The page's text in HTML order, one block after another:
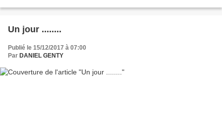
Un jour ........
Publié le 15/12/2017 à 07:00
Par DANIEL GENTY